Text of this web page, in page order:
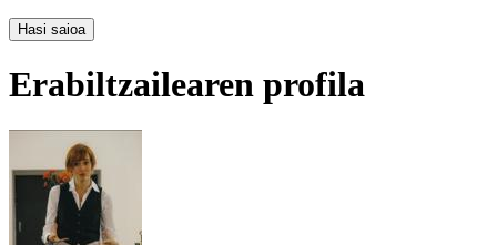
Hasi saioa
Erabiltzailearen profila